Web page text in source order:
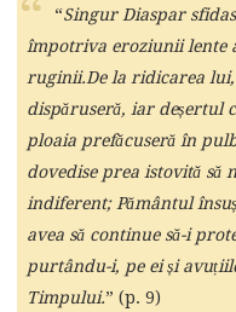
“Singur Diaspar
împotriva eroziunii lente
ruginii.De la ridicarea
dispăruseră, iar deșertul
ploaia prefăcuseră în
dovedise prea istovită să
indiferent; Pământul
avea să continue să-i
purtându-i, pe ei și
Timpului.” (p. 9)